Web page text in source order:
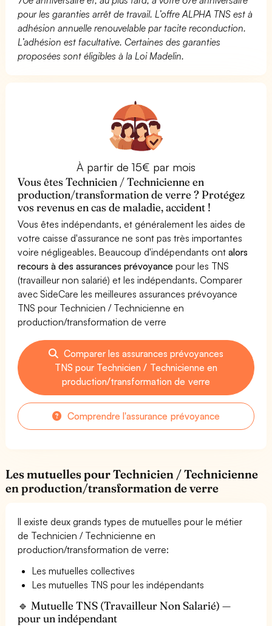
pour les garanties arrêt de travail. L’offre ALPHA TNS est à
adhésion annuelle renouvelable par tacite reconduction.
L’adhésion est facultative. Certaines des garanties
proposées sont éligibles à la Loi Madelin.
À partir de 15€ par mois
Vous êtes Technicien / Technicienne en
production/transformation de verre ? Protégez
vos revenus en cas de maladie, accident !
Vous êtes indépendants, et généralement les aides de
votre caisse d'assurance ne sont pas très importantes
voire négligeables. Beaucoup d'indépendants ontalors
recours à des assurances prévoyance pour les TNS
(travailleur non salarié) et les indépendants. Comparer
avec SideCare les meilleures assurances prévoyance
TNS pour Technicien / Technicienne en
production/transformation de verre
Comparer les assurances prévoyances
TNS pour Technicien / Technicienne en
production/transformation de verre
Comprendre l'assurance prévoyance
Les mutuelles pour Technicien / Technicienne
en production/transformation de verre
Il existe deux grands types de mutuelles pour le métier
de Technicien / Technicienne en
production/transformation de verre:
Les mutuelles collectives
Les mutuelles TNS pour les indépendants
🔹 Mutuelle TNS (Travailleur Non Salarié) —
pour un indépendant